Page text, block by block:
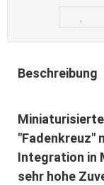
Beschreibung
"Fadenkreuz"
Integration in
sehr hohe